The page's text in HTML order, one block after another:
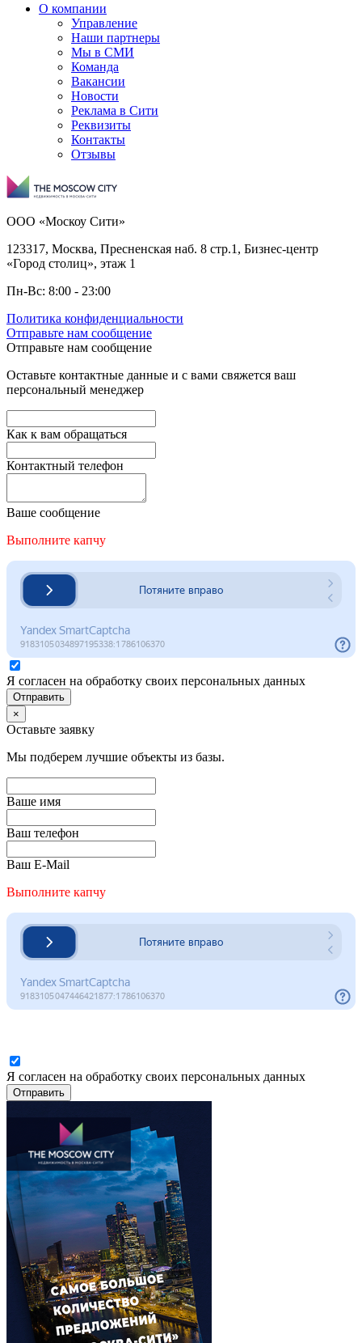
О компании
Управление
Наши партнеры
Мы в СМИ
Команда
Вакансии
Новости
Реклама в Сити
Реквизиты
Контакты
Отзывы
ООО «Москоу Сити»
123317, Москва, Пресненская наб. 8 стр.1, Бизнес-центр
«Город столиц», этаж 1
Пн-Вс: 8:00 - 23:00
Политика конфиденциальности
Отправьте нам сообщение
Отправьте нам сообщение
Оставьте контактные данные и с вами свяжется ваш
персональный менеджер
Как к вам обращаться
Контактный телефон
Ваше сообщение
Выполните капчу
Я согласен на обработку своих персональных данных
Отправить
×
Оставьте заявку
Мы подберем лучшие объекты из базы.
Ваше имя
Ваш телефон
Ваш E-Mail
Выполните капчу
Я согласен на обработку своих персональных данных
Отправить